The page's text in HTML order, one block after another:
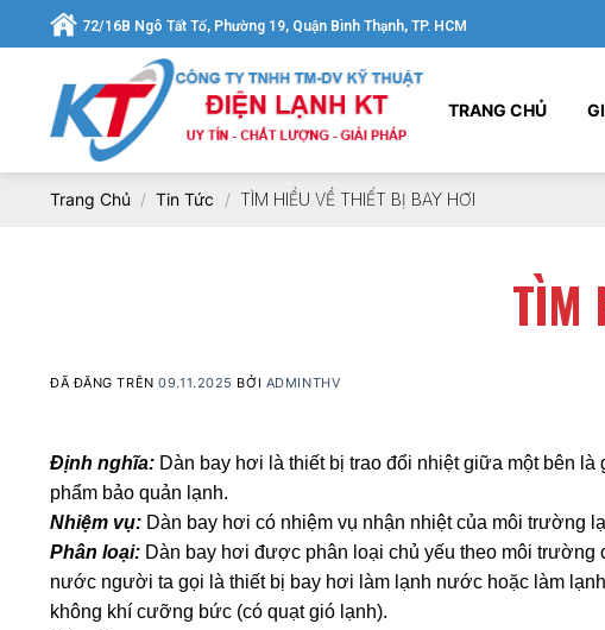
Chuyển
đến
72/16B Ngô Tất Tố, Phường 19, Quận Bình Thạnh, TP. HCM
TRANG CHỦ
Trang Chủ / Tin Tức / TÌM HIỂU VỀ THIẾT BỊ BAY HƠI
TÌM
ĐÃ ĐĂNG TRÊN09.11.2025 BỞI ADMINTHV
Định nghĩa: Dàn bay hơi là thiết bị trao đổi nhiệt giữa một bên
phẩm bảo quản lạnh.
Nhiệm vụ: Dàn bay hơi có nhiệm vụ nhận nhiệt của môi trường
Phân loại: Dàn bay hơi được phân loại chủ yếu theo môi
nước người ta gọi là thiết bị bay hơi làm lạnh nước hoặc làm
không khí cưỡng bức (có quạt gió lạnh).